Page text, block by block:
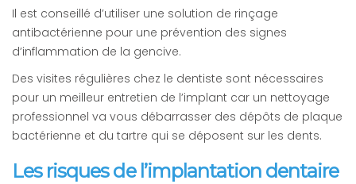
Il est conseillé d’utiliser une solution de rinçage
antibactérienne pour une prévention des signes
d’inflammation de la gencive.
Des visites régulières chez le dentiste sont nécessaires
pour un meilleur entretien de l’implant car un nettoyage
professionnel va vous débarrasser des dépôts de plaque
bactérienne et du tartre qui se déposent sur les dents.
Les risques de l’implantation dentaire